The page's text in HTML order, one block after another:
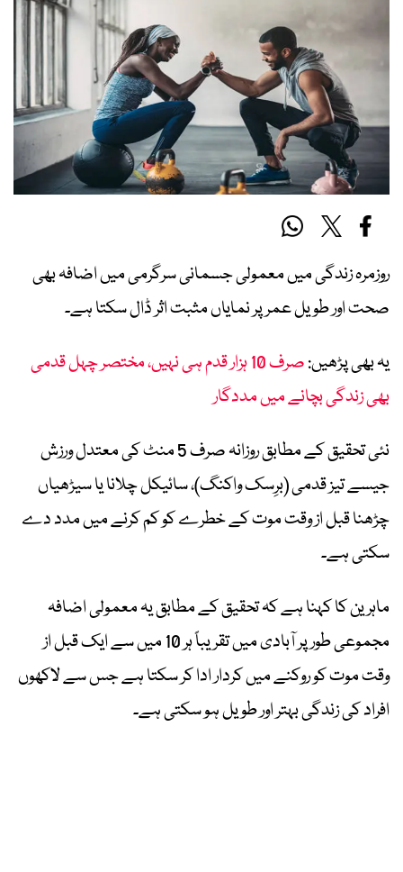
روزمرہ زندگی میں معمولی جسمانی سرگرمی میں اضافہ بھی
صحت اور طویل عمر پر نمایاں مثبت اثر ڈال سکتا ہے۔
یہ بھی پڑھیں:
صرف 10 ہزار قدم ہی نہیں، مختصر چہل قدمی
بھی زندگی بچانے میں مددگار
نئی تحقیق کے مطابق روزانہ صرف 5 منٹ کی معتدل ورزش
جیسے تیز قدمی (برِسک واکنگ)، سائیکل چلانا یا سیڑھیاں
چڑھنا قبل از وقت موت کے خطرے کو کم کرنے میں مدد دے
سکتی ہے۔
ماہرین کا کہنا ہے کہ تحقیق کے مطابق یہ معمولی اضافہ
مجموعی طور پر آبادی میں تقریباً ہر 10 میں سے ایک قبل از
وقت موت کو روکنے میں کردار ادا کر سکتا ہے جس سے لاکھوں
افراد کی زندگی بہتر اور طویل ہو سکتی ہے۔